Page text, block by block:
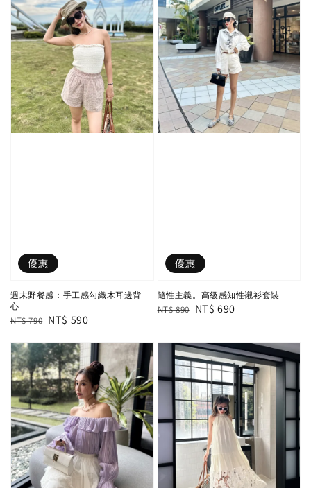
優惠
週末野餐感：手工感勾織木耳邊背
心
Regular
NT$ 790 Sale
NT$ 590
優惠
隨性主義。高級感知性襯衫套裝
Regular
NT$ 890 Sale
NT$ 690